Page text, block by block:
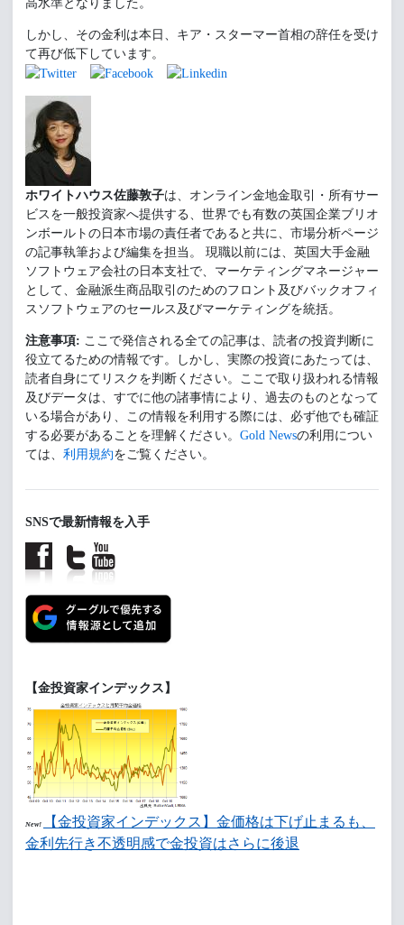
高水準となりました。
しかし、その金利は本日、キア・スターマー首相の辞任を受け
て再び低下しています。
ホワイトハウス佐藤敦子は、オンライン金地金取引・所有サー
ビスを一般投資家へ提供する、世界でも有数の英国企業ブリオ
ンボールトの日本市場の責任者であると共に、市場分析ページ
の記事執筆および編集を担当。 現職以前には、英国大手金融
ソフトウェア会社の日本支社で、マーケティングマネージャー
として、金融派生商品取引のためのフロント及びバックオフィ
スソフトウェアのセールス及びマーケティングを統括。
注意事項: ここで発信される全ての記事は、読者の投資判断に
役立てるための情報です。しかし、実際の投資にあたっては、
読者自身にてリスクを判断ください。ここで取り扱われる情報
及びデータは、すでに他の諸事情により、過去のものとなって
いる場合があり、この情報を利用する際には、必ず他でも確証
する必要があることを理解ください。 Gold Newsの利用につい
ては、 利用規約をご覧ください。
SNSで最新情報を入手
【金投資家インデックス】
New!
【金投資家インデックス】金価格は下げ止まるも、
金利先行き不透明感で金投資はさらに後退